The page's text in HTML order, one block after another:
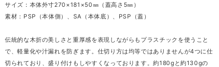
サイズ：本体外寸270×181×50㎜（蓋高さ5㎜）
素材：PSP（本体側）、SA（本体底）、PSP（蓋）
伝統的な木折の美しさと重厚感を表現しながらもプラスチックを使うこと
で、軽量化や汁漏れを防ぎます。仕切り方は均等ではありませんが4つに仕
切られており、盛り付けもしやすくなっております。約180gと約130gの